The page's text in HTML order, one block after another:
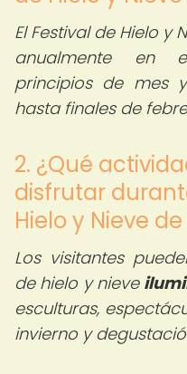
El Festival de Hielo y
anualmente en
principios de mes
hasta finales de
2. ¿Qué
disfrutar
Hielo y Nieve
Los visitantes
de hielo y nieve
esculturas,
invierno y